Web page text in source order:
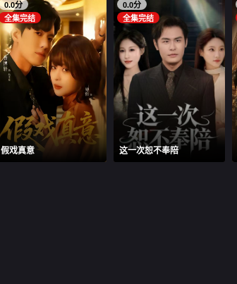
0.0分
全集完结
假戏真意
0.0分
全集完结
这一次恕不奉陪